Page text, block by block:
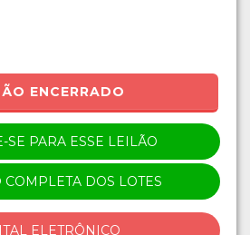
ENCERRADO
SE PARA ESSE LEILÃO
COMPLETA DOS LOTES
ELETRÔNICO